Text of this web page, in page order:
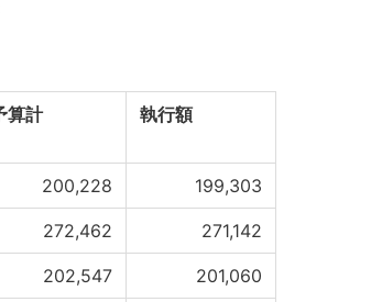
算計 執行額
200,228 199,303
272,462 271,142
202,547 201,060